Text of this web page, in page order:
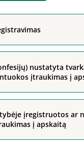
nustatyta
įtraukimas į
įregistruotos ar
į apskaitą